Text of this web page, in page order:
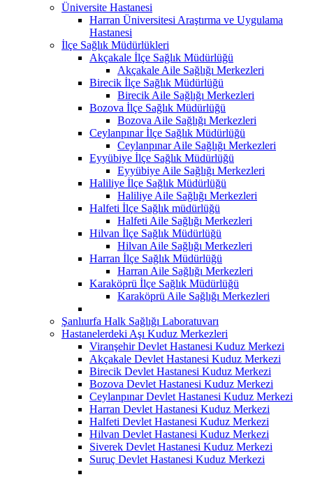
Üniversite Hastanesi
Harran Üniversitesi Araştırma ve Uygulama
Hastanesi
İlçe Sağlık Müdürlükleri
Akçakale İlçe Sağlık Müdürlüğü
Akçakale Aile Sağlığı Merkezleri
Birecik İlçe Sağlık Müdürlüğü
Birecik Aile Sağlığı Merkezleri
Bozova İlçe Sağlık Müdürlüğü
Bozova Aile Sağlığı Merkezleri
Ceylanpınar İlçe Sağlık Müdürlüğü
Ceylanpınar Aile Sağlığı Merkezleri
Eyyübiye İlçe Sağlık Müdürlüğü
Eyyübiye Aile Sağlığı Merkezleri
Haliliye İlçe Sağlık Müdürlüğü
Haliliye Aile Sağlığı Merkezleri
Halfeti İlçe Sağlık müdürlüğü
Halfeti Aile Sağlığı Merkezleri
Hilvan İlçe Sağlık Müdürlüğü
Hilvan Aile Sağlığı Merkezleri
Harran İlçe Sağlık Müdürlüğü
Harran Aile Sağlığı Merkezleri
Karaköprü İlçe Sağlık Müdürlüğü
Karaköprü Aile Sağlığı Merkezleri
Şanlıurfa Halk Sağlığı Laboratuvarı
Hastanelerdeki Aşı Kuduz Merkezleri
Viranşehir Devlet Hastanesi Kuduz Merkezi
Akçakale Devlet Hastanesi Kuduz Merkezi
Birecik Devlet Hastanesi Kuduz Merkezi
Bozova Devlet Hastanesi Kuduz Merkezi
Ceylanpınar Devlet Hastanesi Kuduz Merkezi
Harran Devlet Hastanesi Kuduz Merkezi
Halfeti Devlet Hastanesi Kuduz Merkezi
Hilvan Devlet Hastanesi Kuduz Merkezi
Siverek Devlet Hastanesi Kuduz Merkezi
Suruç Devlet Hastanesi Kuduz Merkezi